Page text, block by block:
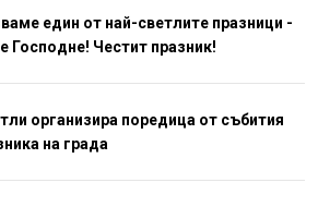
един от най-светлите празници -
Господне! Честит празник!
организира поредица от събития
на града